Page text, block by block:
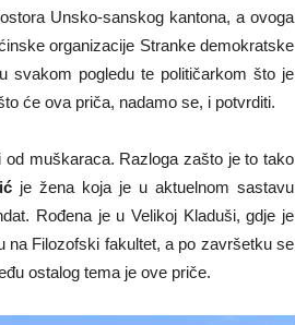
Unsko-sanskog kantona, a ovoga
organizacije Stranke demokratske
svakom pogledu te političarkom što je
će ova priča, nadamo se, i potvrditi.
muškaraca. Razloga zašto je to tako
je žena koja je u aktuelnom sastavu
Rođena je u Velikoj Kladuši, gdje je
na Filozofski fakultet, a po završetku se
ostalog tema je ove priče.